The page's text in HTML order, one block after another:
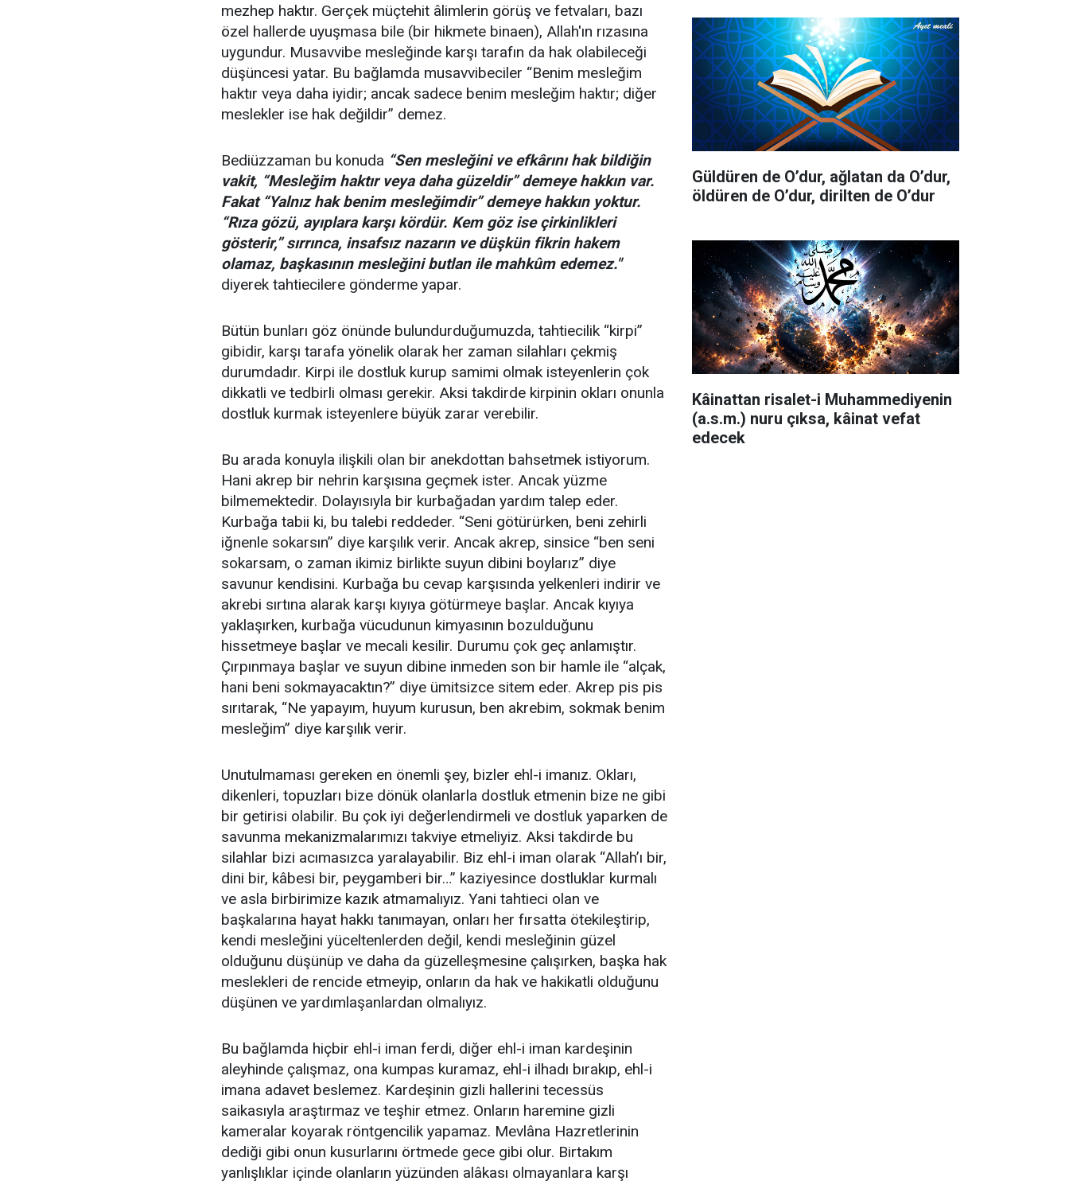
mezhep haktır. Gerçek müçtehit âlimlerin görüş ve fetvaları, bazı
özel hallerde uyuşmasa bile (bir hikmete binaen), Allah'ın rızasına
uygundur. Musavvibe mesleğinde karşı tarafın da hak olabileceği
düşüncesi yatar. Bu bağlamda musavvibeciler “Benim mesleğim
haktır veya daha iyidir; ancak sadece benim mesleğim haktır; diğer
meslekler ise hak değildir” demez.
Bediüzzaman bu konuda “Sen mesleğini ve efkârını hak bildiğin
vakit, “Mesleğim haktır veya daha güzeldir” demeye hakkın var.
Fakat “Yalnız hak benim mesleğimdir” demeye hakkın yoktur.
“Rıza gözü, ayıplara karşı kördür. Kem göz ise çirkinlikleri
gösterir,” sırrınca, insafsız nazarın ve düşkün fikrin hakem
olamaz, başkasının mesleğini butlan ile mahkûm edemez."
diyerek tahtiecilere gönderme yapar.
Bütün bunları göz önünde bulundurduğumuzda, tahtiecilik “kirpi”
gibidir, karşı tarafa yönelik olarak her zaman silahları çekmiş
durumdadır. Kirpi ile dostluk kurup samimi olmak isteyenlerin çok
dikkatli ve tedbirli olması gerekir. Aksi takdirde kirpinin okları onunla
dostluk kurmak isteyenlere büyük zarar verebilir.
Bu arada konuyla ilişkili olan bir anekdottan bahsetmek istiyorum.
Hani akrep bir nehrin karşısına geçmek ister. Ancak yüzme
bilmemektedir. Dolayısıyla bir kurbağadan yardım talep eder.
Kurbağa tabii ki, bu talebi reddeder. “Seni götürürken, beni zehirli
iğnenle sokarsın” diye karşılık verir. Ancak akrep, sinsice “ben seni
sokarsam, o zaman ikimiz birlikte suyun dibini boylarız” diye
savunur kendisini. Kurbağa bu cevap karşısında yelkenleri indirir ve
akrebi sırtına alarak karşı kıyıya götürmeye başlar. Ancak kıyıya
yaklaşırken, kurbağa vücudunun kimyasının bozulduğunu
hissetmeye başlar ve mecali kesilir. Durumu çok geç anlamıştır.
Çırpınmaya başlar ve suyun dibine inmeden son bir hamle ile “alçak,
hani beni sokmayacaktın?” diye ümitsizce sitem eder. Akrep pis pis
sırıtarak, “Ne yapayım, huyum kurusun, ben akrebim, sokmak benim
mesleğim” diye karşılık verir.
Unutulmaması gereken en önemli şey, bizler ehl-i imanız. Okları,
dikenleri, topuzları bize dönük olanlarla dostluk etmenin bize ne gibi
bir getirisi olabilir. Bu çok iyi değerlendirmeli ve dostluk yaparken de
savunma mekanizmalarımızı takviye etmeliyiz. Aksi takdirde bu
silahlar bizi acımasızca yaralayabilir. Biz ehl-i iman olarak “Allah’ı bir,
dini bir, kâbesi bir, peygamberi bir…” kaziyesince dostluklar kurmalı
ve asla birbirimize kazık atmamalıyız. Yani tahtieci olan ve
başkalarına hayat hakkı tanımayan, onları her fırsatta ötekileştirip,
kendi mesleğini yüceltenlerden değil, kendi mesleğinin güzel
olduğunu düşünüp ve daha da güzelleşmesine çalışırken, başka hak
meslekleri de rencide etmeyip, onların da hak ve hakikatli olduğunu
düşünen ve yardımlaşanlardan olmalıyız.
Bu bağlamda hiçbir ehl-i iman ferdi, diğer ehl-i iman kardeşinin
aleyhinde çalışmaz, ona kumpas kuramaz, ehl-i ilhadı bırakıp, ehl-i
imana adavet beslemez. Kardeşinin gizli hallerini tecessüs
saikasıyla araştırmaz ve teşhir etmez. Onların haremine gizli
kameralar koyarak röntgencilik yapamaz. Mevlâna Hazretlerinin
dediği gibi onun kusurlarını örtmede gece gibi olur. Birtakım
yanlışlıklar içinde olanların yüzünden alâkası olmayanlara karşı
Güldüren de O’dur, ağlatan da O’dur,
öldüren de O’dur, dirilten de O’dur
Kâinattan risalet-i Muhammediyenin
(a.s.m.) nuru çıksa, kâinat vefat
edecek